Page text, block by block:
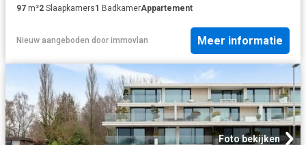
97 m²2 Slaapkamers1 BadkamerAppartement
Nieuw aangeboden door immovlan Meer informatie
Foto bekijken